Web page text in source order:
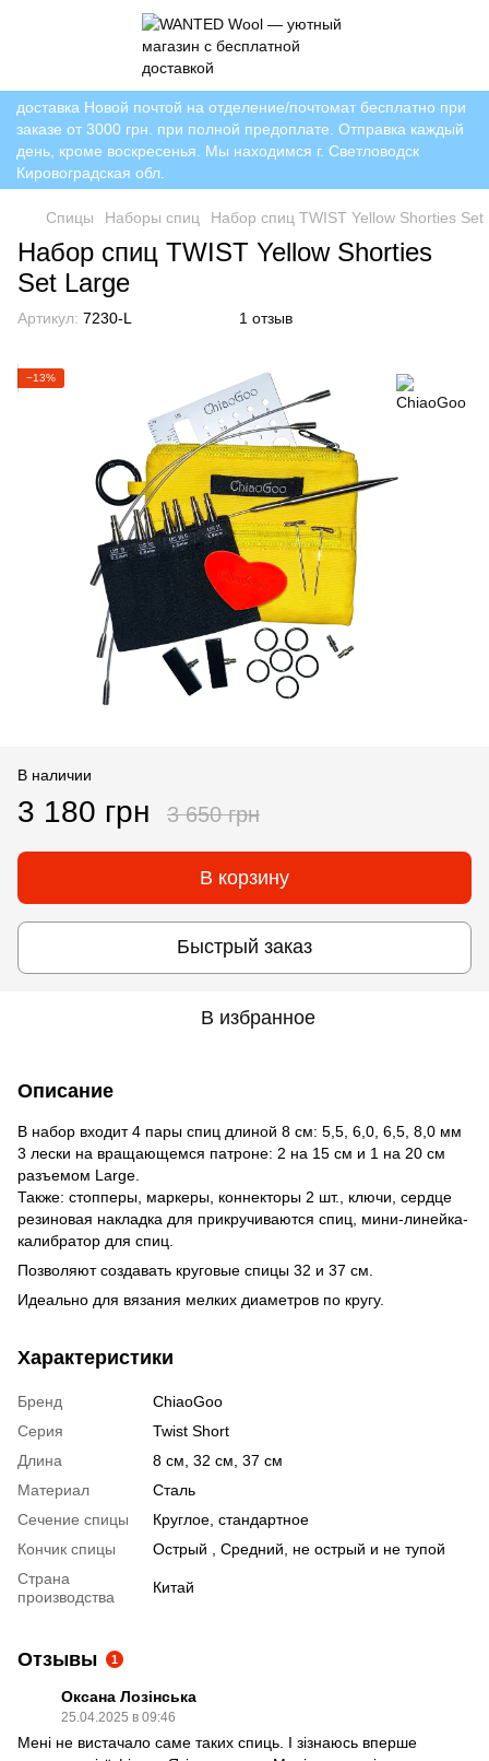
доставка Новой почтой на отделение/почтомат бесплатно при
заказе от 3000 грн. при полной предоплате. Отправка каждый
день, кроме воскресенья. Мы находимся г. Светловодск
Кировоградская обл.
Спицы Наборы спиц Набор спиц TWIST Yellow Shorties Set
Набор спиц TWIST Yellow Shorties
Set Large
Артикул: 7230-L 1 отзыв
−13%
В наличии
3 180 грн 3 650 грн
В корзину
Быстрый заказ
В избранное
Описание
В набор входит 4 пары спиц длиной 8 см: 5,5, 6,0, 6,5, 8,0 мм
3 лески на вращающемся патроне: 2 на 15 см и 1 на 20 см
разъемом Large.
Также: стопперы, маркеры, коннекторы 2 шт., ключи, сердце
резиновая накладка для прикручиваются спиц, мини-линейка-
калибратор для спиц.
Позволяют создавать круговые спицы 32 и 37 см.
Идеально для вязания мелких диаметров по кругу.
Характеристики
Бренд
ChiaoGoo
Серия
Twist Short
Длина
8 см, 32 см, 37 см
Материал
Сталь
Сечение спицы
Круглое, стандартное
Кончик спицы
Острый , Средний, не острый и не тупой
Страна
производства
Китай
Отзывы 1
Оксана Лозінська
25.04.2025 в 09:46
Мені не вистачало саме таких спиць. І зізнаюсь вперше